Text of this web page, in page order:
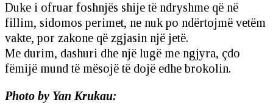
Duke i ofruar foshnjës shije të ndryshme që në
fillim, sidomos perimet, ne nuk po ndërtojmë vetëm
vakte, por zakone që zgjasin një jetë.
Me durim, dashuri dhe një lugë me ngjyra, çdo
fëmijë mund të mësojë të dojë edhe brokolin.
Photo by Yan Krukau: